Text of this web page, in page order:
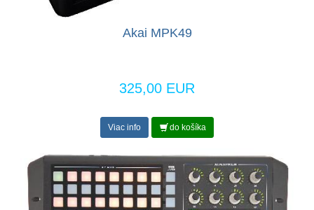
Akai MPK49
325,00 EUR
Viac info do košíka